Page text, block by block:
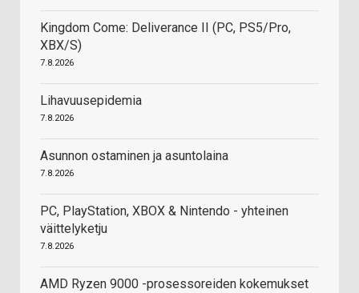
Kingdom Come: Deliverance II (PC, PS5/Pro,
XBX/S)
7.8.2026
Lihavuusepidemia
7.8.2026
Asunnon ostaminen ja asuntolaina
7.8.2026
PC, PlayStation, XBOX & Nintendo - yhteinen
väittelyketju
7.8.2026
AMD Ryzen 9000 -prosessoreiden kokemukset